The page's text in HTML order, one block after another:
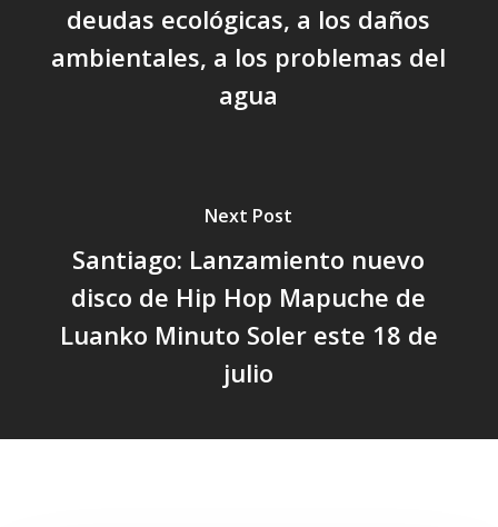
deudas ecológicas, a los daños
ambientales, a los problemas del
agua
Next Post
Santiago: Lanzamiento nuevo
disco de Hip Hop Mapuche de
Luanko Minuto Soler este 18 de
julio